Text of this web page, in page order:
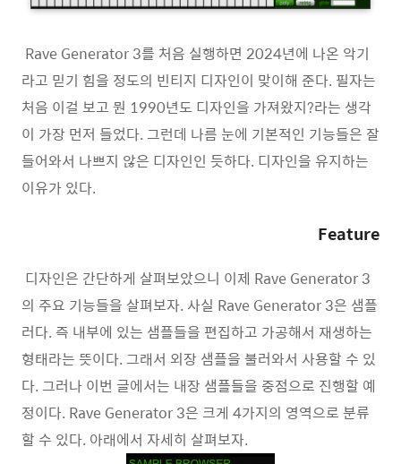
Rave Generator 3를 처음 실행하면 2024년에 나온 악기
라고 믿기 힘을 정도의 빈티지 디자인이 맞이해 준다. 필자는
처음 이걸 보고 뭔 1990년도 디자인을 가져왔지?라는 생각
이 가장 먼저 들었다. 그런데 나름 눈에 기본적인 기능들은 잘
들어와서 나쁘지 않은 디자인인 듯하다. 디자인을 유지하는
이유가 있다.
Feature
디자인은 간단하게 살펴보았으니 이제 Rave Generator 3
의 주요 기능들을 살펴보자. 사실 Rave Generator 3은 샘플
러다. 즉 내부에 있는 샘플들을 편집하고 가공해서 재생하는
형태라는 뜻이다. 그래서 외장 샘플을 불러와서 사용할 수 있
다. 그러나 이번 글에서는 내장 샘플들을 중점으로 진행할 예
정이다. Rave Generator 3은 크게 4가지의 영역으로 분류
할 수 있다. 아래에서 자세히 살펴보자.